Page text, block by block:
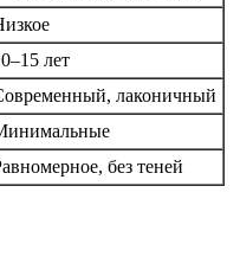
лет
лаконичный
без теней